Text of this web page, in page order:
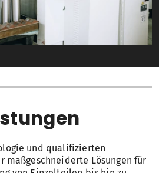
und qualifizierten
Lösungen für